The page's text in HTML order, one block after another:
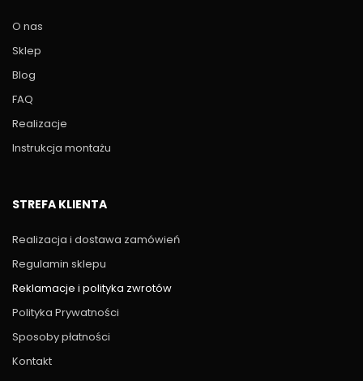
O nas
Sklep
Blog
FAQ
Realizacje
Instrukcja montażu
STREFA KLIENTA
Realizacja i dostawa zamówień
Regulamin sklepu
Reklamacje i polityka zwrotów
Polityka Prywatności
Sposoby płatności
Kontakt